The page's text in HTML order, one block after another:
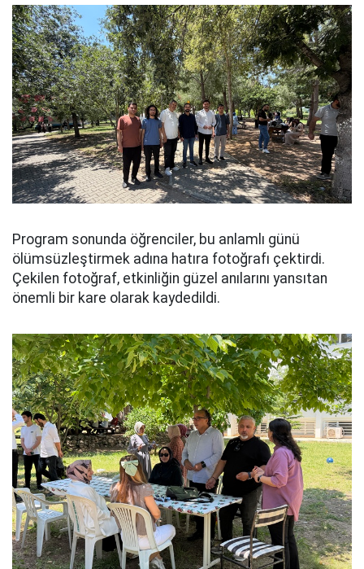
Program sonunda öğrenciler, bu anlamlı günü
ölümsüzleştirmek adına hatıra fotoğrafı çektirdi.
Çekilen fotoğraf, etkinliğin güzel anılarını yansıtan
önemli bir kare olarak kaydedildi.